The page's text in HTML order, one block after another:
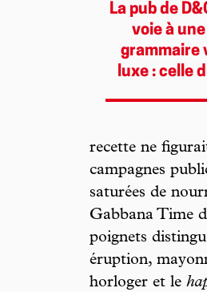
La pub de
voie à
grammaire
luxe : celle
recette ne
campagnes
saturées de
Gabbana Time
poignets
éruption,
horloger et le